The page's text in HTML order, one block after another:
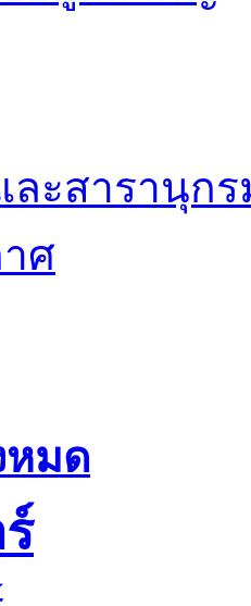
ะสารานุกร
ศ
หมด